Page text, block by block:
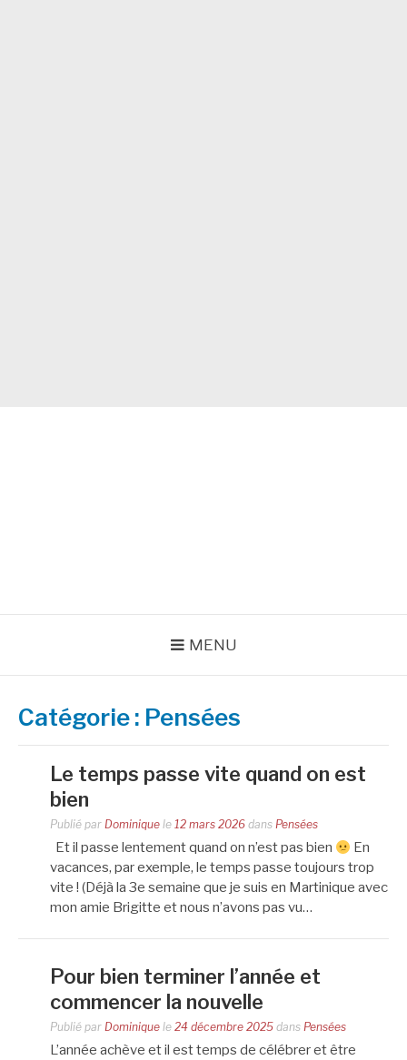
MENU
Catégorie : Pensées
Le temps passe vite quand on est
bien
Publié par Dominique le 12 mars 2026 dans Pensées
Et il passe lentement quand on n’est pas bien
En
vacances, par exemple, le temps passe toujours trop
vite ! (Déjà la 3e semaine que je suis en Martinique avec
mon amie Brigitte et nous n’avons pas vu…
Pour bien terminer l’année et
commencer la nouvelle
Publié par Dominique le 24 décembre 2025 dans Pensées
L’année achève et il est temps de célébrer et être